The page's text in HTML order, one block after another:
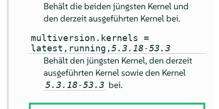
Behält die beiden jüngsten Kernel und
den derzeit ausgeführten Kernel bei.
multiversion.kernels =
latest,running,5.3.18-53.3
Behält den jüngsten Kernel, den derzeit
ausgeführten Kernel sowie den Kernel
5.3.18-53.3 bei.